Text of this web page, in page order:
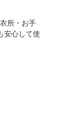
所・お手
安心して使